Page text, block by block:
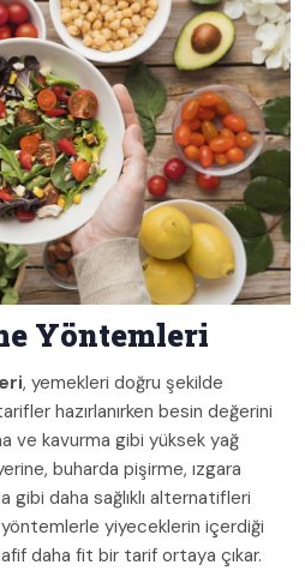
Yöntemleri
, yemekleri doğru şekilde
hazırlanırken besin değerini
ve kavurma gibi yüksek yağ
buharda pişirme, ızgara
gibi daha sağlıklı alternatifleri
yiyeceklerin içerdiği
daha fit bir tarif ortaya çıkar.